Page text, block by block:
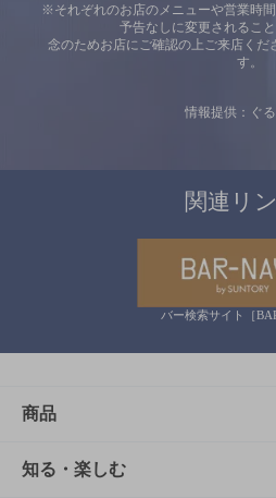
※それぞれのお店のメニューや営業時
予告なしに変更されること
念のためお店にご確認の上ご来店くだ
す。
情報提供：ぐ
関連リ
バー検索サイト［
商品
商品TOP
知る・楽しむ